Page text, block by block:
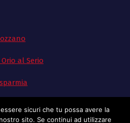
al Serio
sicuri che tu possa avere la
sito. Se continui ad utilizzare